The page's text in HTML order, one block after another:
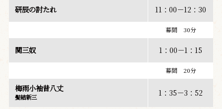
研辰の討たれ 11：00－12：30
幕間 30分
関三奴 1：00－1：15
幕間 20分
梅雨小袖昔八丈
髪結新三 1：35－3：52